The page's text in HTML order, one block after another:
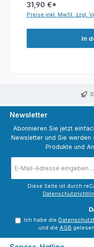
31,90 €*
Preise inkl. MwSt. zzgl.
In
Newsletter
Abonnieren Sie jetzt
Newsletter und Sie werden
Produkte und
Mail-
Adresse
Diese Seite ist durch
Ich habe die
und die AGB